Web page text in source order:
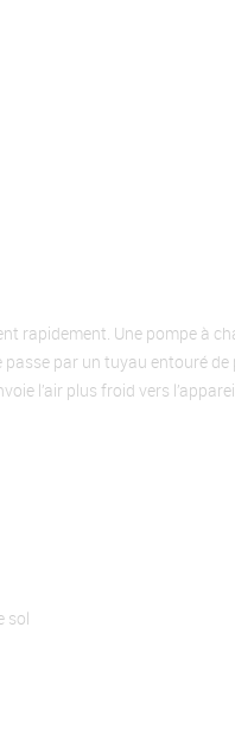
rapidement. Une pompe à
par un tuyau entouré
l’air plus froid vers
sol